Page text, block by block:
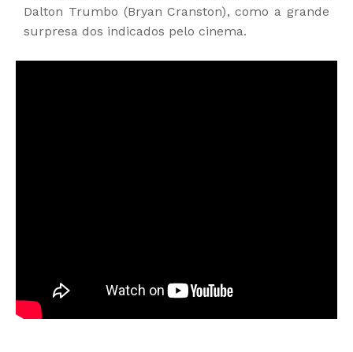
Dalton Trumbo (Bryan Cranston), como a grande
surpresa dos indicados pelo cinema.